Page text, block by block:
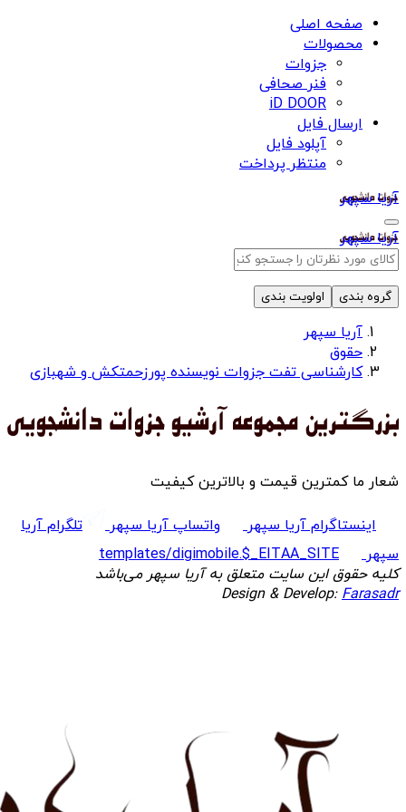
صفحه اصلی
محصولات
جزوات
فنر صحافی
iD DOOR
ارسال فایل
آپلود فایل
منتظر پرداخت
آریا سپهر
آریا سپهر
گروه بندی اولویت بندی
آریا سپهر
حقوق
کارشناسی تفت جزوات نویسنده پورزحمتکش و شهبازی
شعار ما کمترین قیمت و بالاترین کیفیت
اینستاگرام آریا سپهر واتساپ آریا سپهر
تلگرام آریا
سپهر
templates/digimobile.$_EITAA_SITE
کلیه حقوق این سایت متعلق به آریا سپهر می‌باشد
Design & Develop:Farasadr